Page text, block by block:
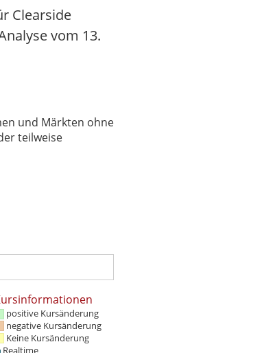
Clearside
vom 13.
und Märkten ohne
teilweise
positive Kursänderung
negative Kursänderung
Keine Kursänderung